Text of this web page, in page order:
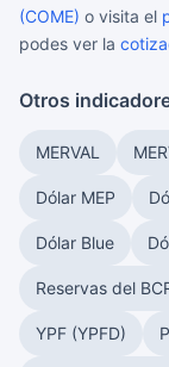
(COME) o visita el
podes ver la
Otros
MERVAL
Dólar MEP
Dólar Blue
Reservas del
YPF (YPFD)